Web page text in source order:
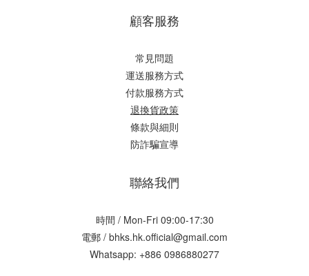
顧客服務
常見問題
運送服務方式
付款服務方式
退換貨政策
條款與細則
防詐騙宣導
聯絡我們
時間 / Mon-Fri 09:00-17:30
電郵 / bhks.hk.official@gmail.com
Whatsapp: +886 0986880277